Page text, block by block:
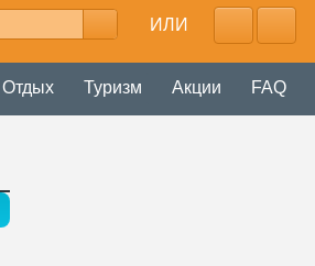
ИЛИ
Отдых Туризм Акции FAQ